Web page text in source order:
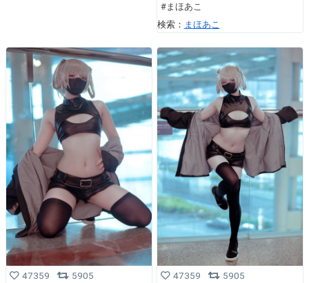
#まほあこ
検索： まほあこ
47359
5905
47359
5905